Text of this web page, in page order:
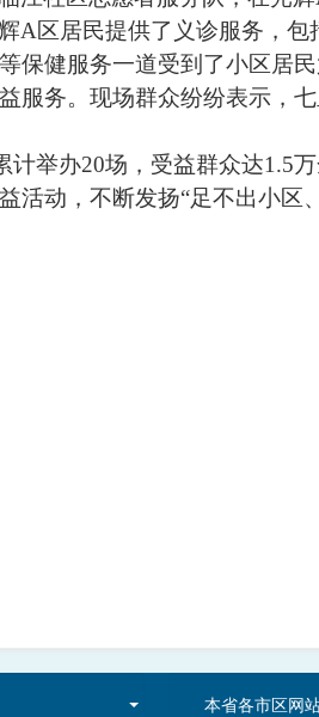
A 区居民提供了义诊服务，
保健服务一道受到了小区居
服务。现场群众纷纷表示，
计举办20场，受益群众达1.5
活动，不断发扬“足不出小区
本省各市区网